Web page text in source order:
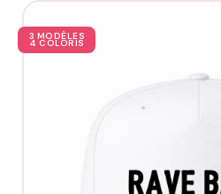
3 MODÈLES
4 COLORIS